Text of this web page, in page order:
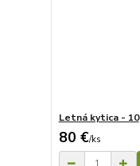
Letná kytica - 10
80 €/ks